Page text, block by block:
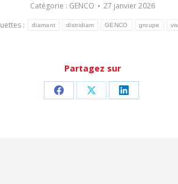
Catégorie : GENCO
27 janvier 2026
:
diamant distridiam GENCO groupe
Partagez sur
PartagerPartagerPartager